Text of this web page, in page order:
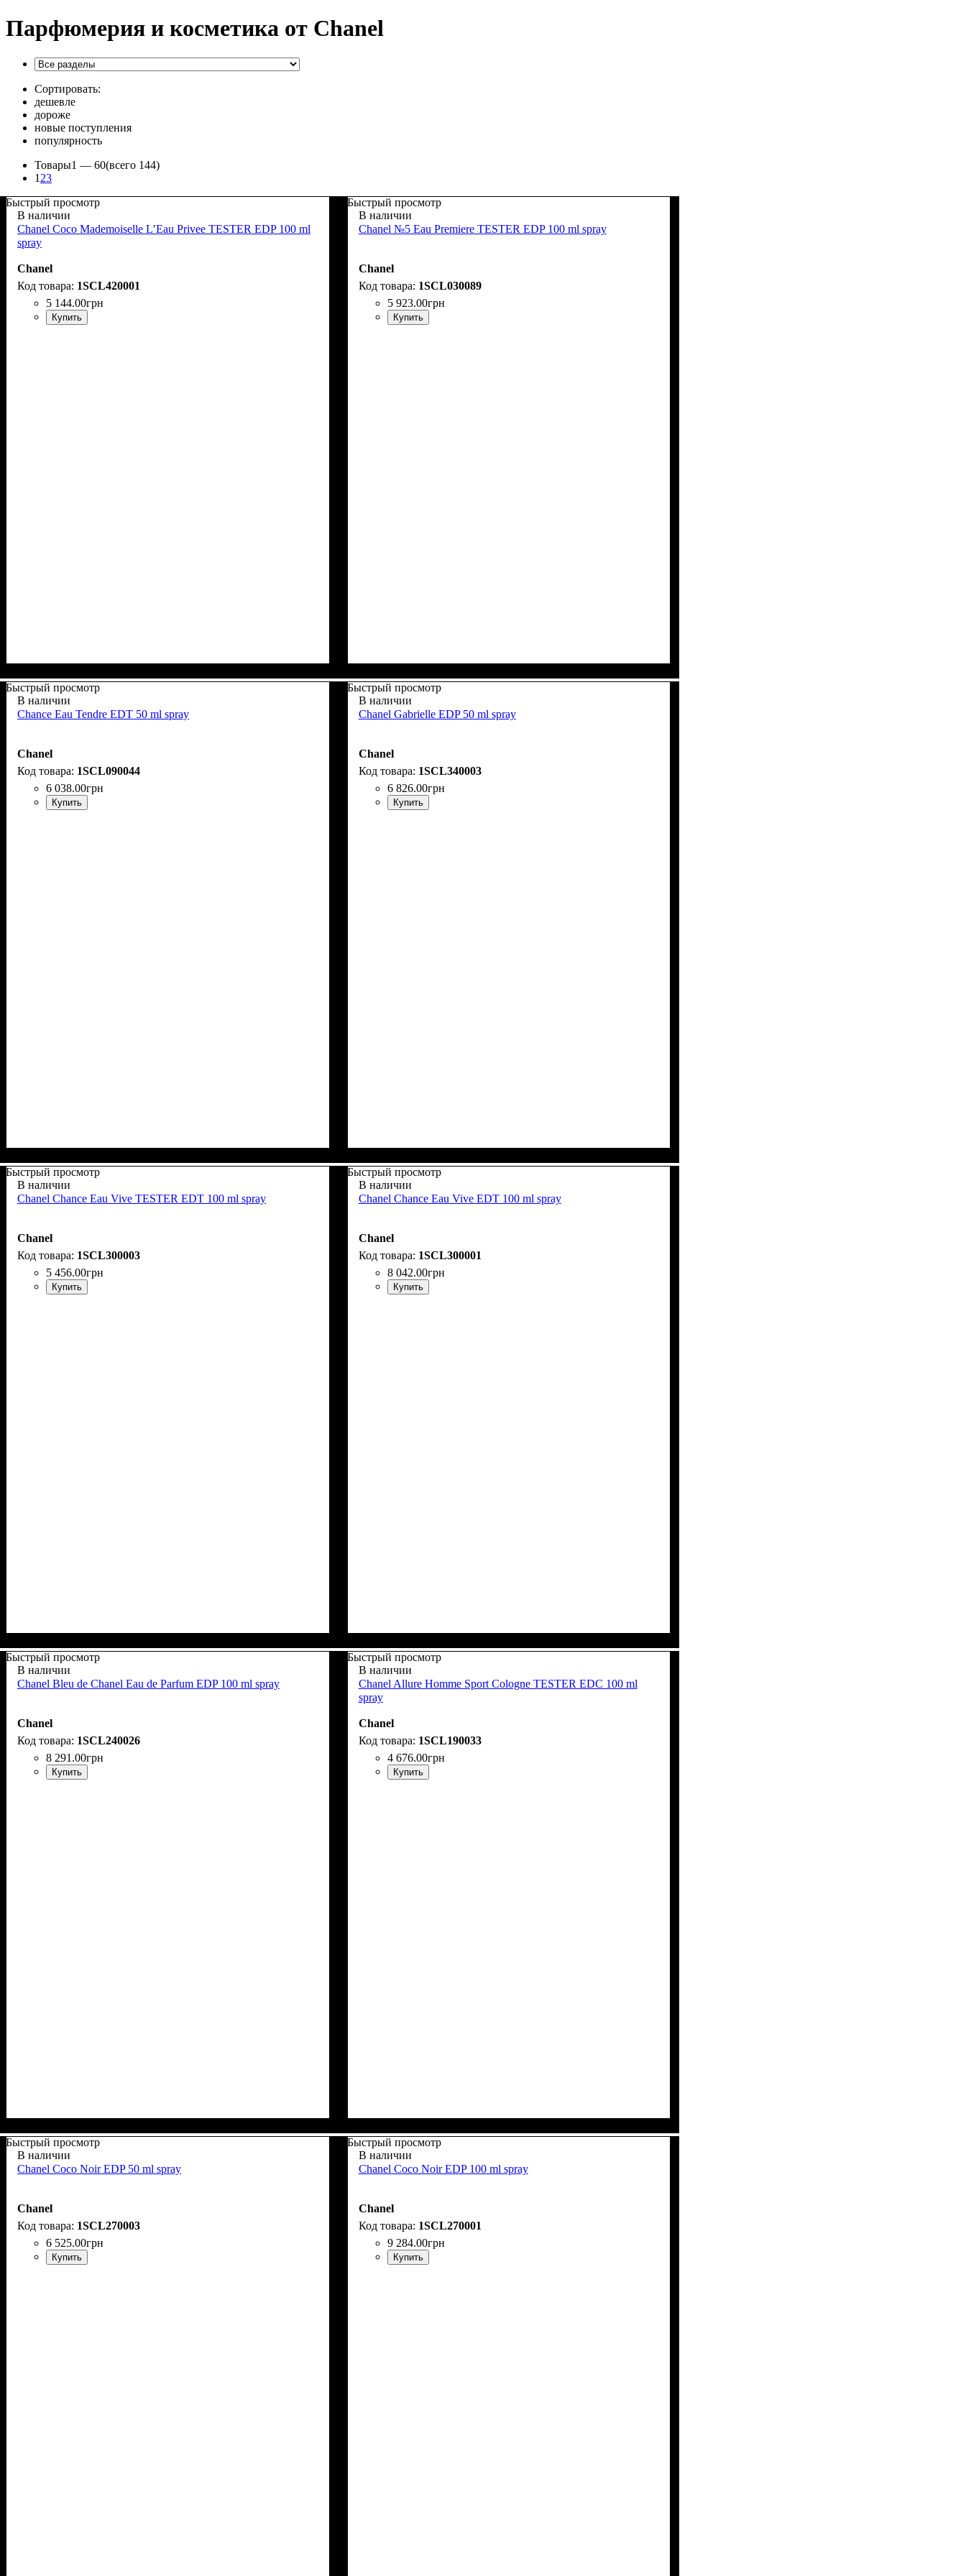
Парфюмерия и косметика от Chanel
Сортировать:
дешевле
дороже
новые поступления
популярность
Товары1 — 60(всего 144)
1 23
Быстрый просмотр
В наличии
Chanel Coco Mademoiselle L’Eau Privee TESTER EDP 100 ml
spray
Chanel
1SCL420001
5 144.00грн
Купить
Быстрый просмотр
В наличии
Chanel №5 Eau Premiere TESTER EDP 100 ml spray
Chanel
1SCL030089
5 923.00грн
Купить
Быстрый просмотр
В наличии
Chance Eau Tendre EDT 50 ml spray
Chanel
1SCL090044
6 038.00грн
Купить
Быстрый просмотр
В наличии
Chanel Gabrielle EDP 50 ml spray
Chanel
1SCL340003
6 826.00грн
Купить
Быстрый просмотр
В наличии
Chanel Chance Eau Vive TESTER EDT 100 ml spray
Chanel
1SCL300003
5 456.00грн
Купить
Быстрый просмотр
В наличии
Chanel Chance Eau Vive EDT 100 ml spray
Chanel
1SCL300001
8 042.00грн
Купить
Быстрый просмотр
В наличии
Chanel Bleu de Chanel Eau de Parfum EDP 100 ml spray
Chanel
1SCL240026
8 291 .00грн
Купить
Быстрый просмотр
В наличии
Chanel Allure Homme Sport Cologne TESTER EDC 100 ml
spray
Chanel
1SCL190033
4 676.00грн
Купить
Быстрый просмотр
В наличии
Chanel Coco Noir EDP 50 ml spray
Chanel
1SCL270003
6 525.00грн
Купить
Быстрый просмотр
В наличии
Chanel Coco Noir EDP 100 ml spray
Chanel
1SCL270001
9 284.00грн
Купить